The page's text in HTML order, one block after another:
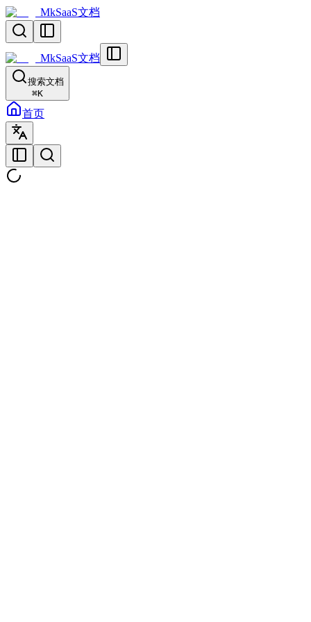
MkSaaS文档
MkSaaS文档
搜索文档
⌘K
首页